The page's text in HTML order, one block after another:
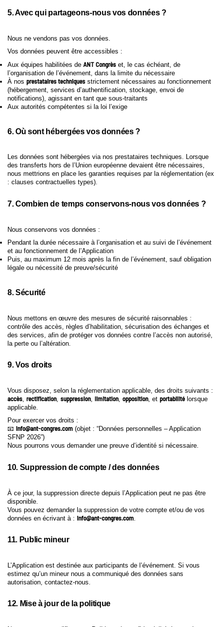
5. Avec qui partageons-nous vos données ?
Nous ne vendons pas vos données.
Vos données peuvent être accessibles :
Aux équipes habilitées de ANT Congrès et, le cas échéant, de
l’organisation de l’événement, dans la limite du nécessaire
À nos prestataires techniques strictement nécessaires au fonctionnement
(hébergement, services d’authentification, stockage, envoi de
notifications), agissant en tant que sous-traitants
Aux autorités compétentes si la loi l’exige
6. Où sont hébergées vos données ?
Les données sont hébergées via nos prestataires techniques. Lorsque
des transferts hors de l’Union européenne devaient être nécessaires,
nous mettrions en place les garanties requises par la réglementation (ex
: clauses contractuelles types).
7. Combien de temps conservons-nous vos données ?
Nous conservons vos données :
Pendant la durée nécessaire à l’organisation et au suivi de l’événement
et au fonctionnement de l’Application
Puis, au maximum 12 mois après la fin de l’événement, sauf obligation
légale ou nécessité de preuve/sécurité
8. Sécurité
Nous mettons en œuvre des mesures de sécurité raisonnables :
contrôle des accès, règles d’habilitation, sécurisation des échanges et
des services, afin de protéger vos données contre l’accès non autorisé,
la perte ou l’altération.
9. Vos droits
Vous disposez, selon la réglementation applicable, des droits suivants :
accès rectification, suppression, limitation, opposition, et portabilitélorsque
applicable.
Pour exercer vos droits :
📧 info@ant-congres.com (objet : “Données personnelles – Application
SFNP 2026”)
Nous pourrons vous demander une preuve d’identité si nécessaire.
10. Suppression de compte / des données
À ce jour, la suppression directe depuis l’Application peut ne pas être
disponible.
Vous pouvez demander la suppression de votre compte et/ou de vos
données en écrivant à : info@ant-congres.com
11. Public mineur
L’Application est destinée aux participants de l’événement. Si vous
estimez qu’un mineur nous a communiqué des données sans
autorisation, contactez-nous.
12. Mise à jour de la politique